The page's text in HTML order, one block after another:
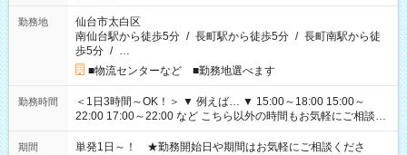
勤務地
仙台市太白区
南仙台駅から徒歩5分 / 長町駅から徒歩5分 / 長町南駅から徒
歩5分 / …
■物流センターなど ■勤務地選べます
勤務時間
＜1日3時間～OK！＞ ▼ 例えば… ▼ 15:00～18:00 15:00～
22:00 17:00～22:00 など こちら以外の時間もお気軽にご相談く
ださい！
期間 単発1日～！ ★勤務開始日や期間はお気軽にご相談くださ